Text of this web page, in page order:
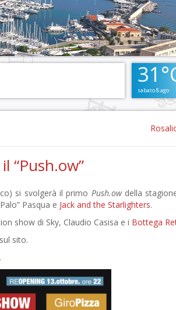
sabato 8 ago
“Push.ow”
si svolgerà il primo Push.owdella
Pasqua e Jack and the Starlighters.
show di Sky, Claudio Casisa e i Bottega
sito.